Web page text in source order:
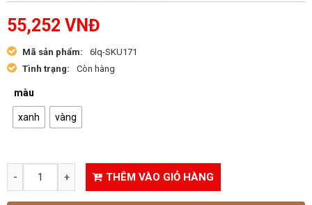
55,252 VNĐ
Mã sản phẩm:
6lq-SKU171
Tình trạng:
Còn hàng
màu
xanh vàng
THÊM VÀO GIỎ HÀNG